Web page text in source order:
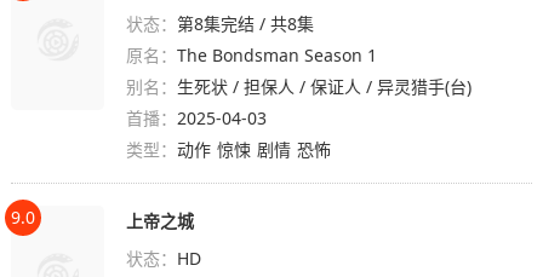
状态：第8集完结 / 共8集
原名：The Bondsman Season 1
别名： 生死状 / 担保人 / 保证人 / 异灵猎手(台)
首播：2025-04-03
类型：动作 惊悚 剧情 恐怖
9.0
上帝之城
状态： HD